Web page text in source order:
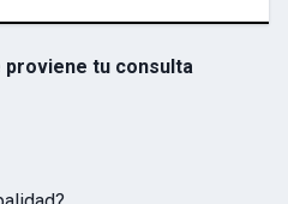
proviene tu consulta